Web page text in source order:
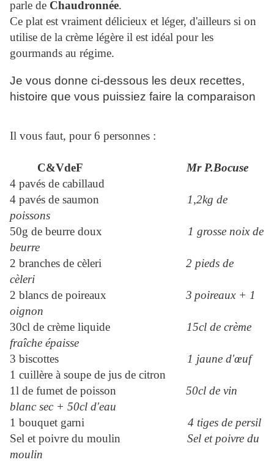
parle de Chaudronnée.
Ce plat est vraiment délicieux et léger, d'ailleurs si on
utilise de la crème légère il est idéal pour les
gourmands au régime.
Je vous donne ci-dessous les deux recettes,
histoire que vous puissiez faire la comparaison
Il vous faut, pour 6 personnes :
C&VdeF Mr P.Bocuse
4 pavés de cabillaud
4 pavés de saumon
1,2kg de
poissons
50g de beurre doux 1 grosse noix de
beurre
2 branches de cèleri
2 pieds de
cèleri
2 blancs de poireaux
3 poireaux + 1
oignon
30cl de crème liquide
15cl de crème
fraîche épaisse
3 biscottes 1 jaune d'œuf
1 cuillère à soupe de jus de citron
1l de fumet de poisson
50cl de vin
blanc sec + 50cl d'eau
1 bouquet garni
4 tiges de persil
Sel et poivre du moulin
Sel et poivre du
moulin